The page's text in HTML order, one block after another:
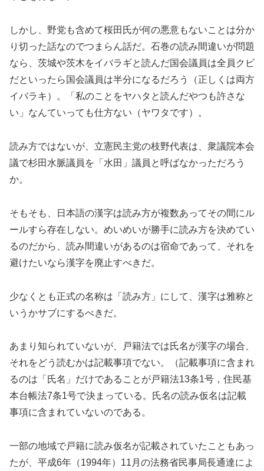
しかし、野党も含めて桜田氏が何の悪意もないことは分か
り切った話なのでつまらん話だ。石巻の読み間違いが問題
なら、茨城や茨木をイバラギと読んだ国会議員は全員クビ
だといったら国会議員は半分になるだろう（正しくは両方
イバラキ）。「私のことをヤハタと読んだやつも許さな
い」なんていっても仕方ない（ヤワタです）。
読み方ではないが、立憲民主党の枝野代表は、衆議院本会
議で杉田水脈議員を「水田」議員と呼ばなかっただろう
か。
そもそも、日本語の漢字は読み方が複数あってその間にル
ールすら存在しない。めいめいが勝手に読み方を決めてい
るのだから、読み間違いがあるのは宿命であって、それを
避けたいなら漢字を廃止すべきだ。
少なくとも正式の名称は「読み方」にして、漢字は雅称と
いうかサブにするべきだ。
あまり知られていないが、戸籍法では氏名が漢字の場合、
それをどう読むかは記載事項でない。（記載事項に含まれ
るのは「氏名」だけであることが戸籍法13条1号，住民基
本台帳法7条1号で決まっている。氏名の読み仮名は記載
事項に含まれていないのである。
一部の地域で戸籍に読み仮名が記載されていたこともあっ
たが、平成6年（1994年）11月の法務省民事局長通達によ